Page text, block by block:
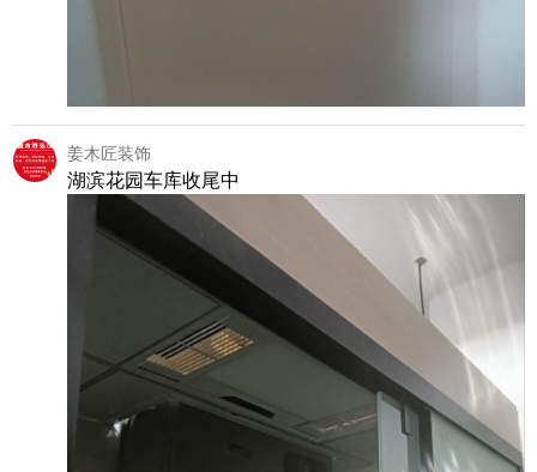
姜木匠装饰
湖滨花园车库收尾中